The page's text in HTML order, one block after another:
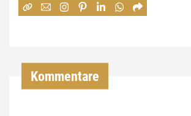
:
Kommentare